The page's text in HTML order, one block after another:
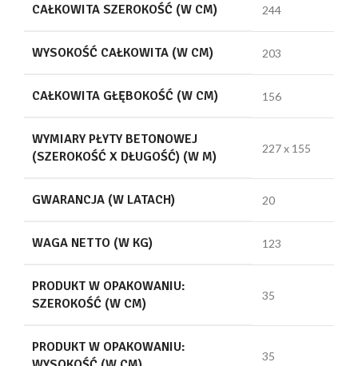
CAŁKOWITA SZEROKOŚĆ (W CM) 244
WYSOKOŚĆ CAŁKOWITA (W CM) 203
CAŁKOWITA GŁĘBOKOŚĆ (W CM) 156
WYMIARY PŁYTY BETONOWEJ
(SZEROKOŚĆ X DŁUGOŚĆ) (W M)
227 x 155
GWARANCJA (W LATACH) 20
WAGA NETTO (W KG) 123
PRODUKT W OPAKOWANIU:
SZEROKOŚĆ (W CM)
35
PRODUKT W OPAKOWANIU:
35